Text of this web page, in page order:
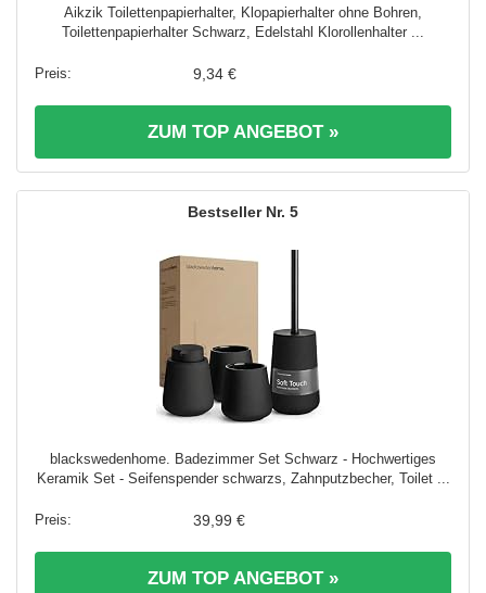
Aikzik Toilettenpapierhalter, Klopapierhalter ohne Bohren,
Toilettenpapierhalter Schwarz, Edelstahl Klorollenhalter ...
9,34 €
ZUM TOP ANGEBOT »
5
blackswedenhome. Badezimmer Set Schwarz - Hochwertiges
Keramik Set - Seifenspender schwarzs, Zahnputzbecher, Toilet ...
39,99 €
ZUM TOP ANGEBOT »